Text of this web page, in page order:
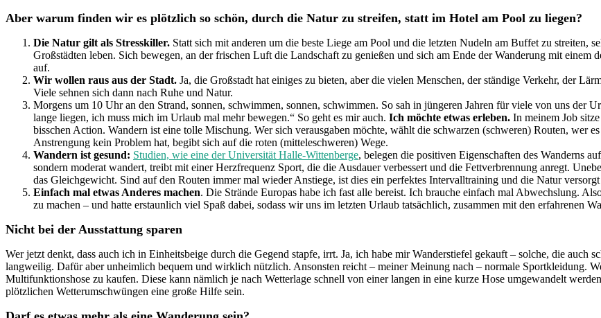
Aber warum finden wir es plötzlich so schön, durch die Natur zu streifen, statt im Hotel am Pool zu liegen?
Die Natur gilt als Stresskiller. Statt sich mit anderen um die beste Liege am Pool und die letzten Nudeln am Buffet zu streiten,
Großstädten leben. Sich bewegen, an der frischen Luft die Landschaft zu genießen und sich am Ende der Wanderung mit einem
auf.
Wir wollen raus aus der Stadt. Ja, die Großstadt hat einiges zu bieten, aber die vielen Menschen, der ständige Verkehr, der
Viele sehnen sich dann nach Ruhe und Natur.
Morgens um 10 Uhr an den Strand, sonnen, schwimmen, sonnen, schwimmen. So sah in jüngeren Jahren für viele von uns der
lange liegen, ich muss mich im Urlaub mal mehr bewegen.“ So geht es mir auch. Ich möchte etwas erleben. In meinem Job
bisschen Action. Wandern ist eine tolle Mischung. Wer sich verausgaben möchte, wählt die schwarzen (schweren) Routen, wer
Anstrengung kein Problem hat, begibt sich auf die roten (mitteleschweren) Wege.
Wandern ist gesund: Studien, wie eine der Universität Halle-Wittenberge, belegen die positiven Eigenschaften des Wanderns
sondern moderat wandert, treibt mit einer Herzfrequenz Sport, die die Ausdauer verbessert und die Fettverbrennung anregt.
das Gleichgewicht. Sind auf den Routen immer mal wieder Anstiege, ist dies ein perfektes Intervalltraining und die Natur
Einfach mal etwas Anderes machen. Die Strände Europas habe ich fast alle bereist. Ich brauche einfach mal Abwechslung.
zu machen – und hatte erstaunlich viel Spaß dabei, sodass wir uns im letzten Urlaub tatsächlich, zusammen mit den erfahrenen
Nicht bei der Ausstattung sparen
Wer jetzt denkt, dass auch ich in Einheitsbeige durch die Gegend stapfe, irrt. Ja, ich habe mir Wanderstiefel gekauft – solche, die auch
langweilig. Dafür aber unheimlich bequem und wirklich nützlich. Ansonsten reicht – meiner Meinung nach – normale Sportkleidung.
Multifunktionshose zu kaufen. Diese kann nämlich je nach Wetterlage schnell von einer langen in eine kurze Hose umgewandelt
plötzlichen Wetterumschwüngen eine große Hilfe sein.